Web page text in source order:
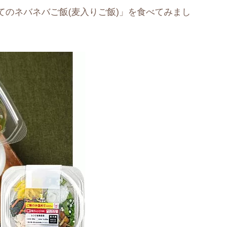
ネバネバご飯(麦入りご飯)」を食べてみまし